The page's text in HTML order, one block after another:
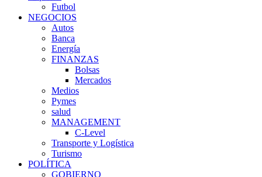
Futbol
NEGOCIOS
Autos
Banca
Energía
FINANZAS
Bolsas
Mercados
Medios
Pymes
salud
MANAGEMENT
C-Level
Transporte y Logística
Turismo
POLÍTICA
GOBIERNO